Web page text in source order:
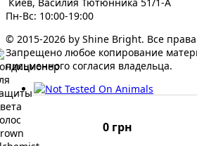
0 грн
Пн-Вс: 10:00-19:00
© 2015-2026 by Shine Bright. Все
Запрещено любое копирование
письменного согласия владельца.